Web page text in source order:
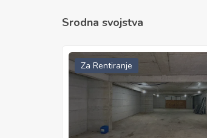
Srodna svojstva
Za Rentiranje